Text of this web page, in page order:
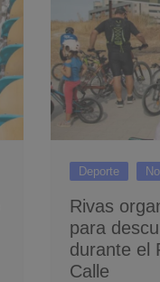
Deporte
Rivas
para
durante el
Calle